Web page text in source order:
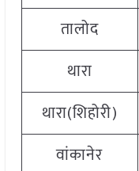
तालोद
थारा
थारा(शिहोरी)
वांकानेर